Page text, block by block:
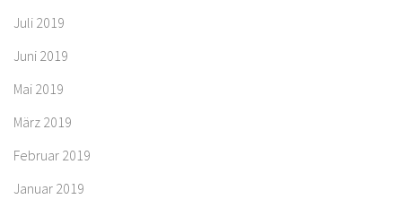
Juli 2019
Juni 2019
Mai 2019
März 2019
Februar 2019
Januar 2019